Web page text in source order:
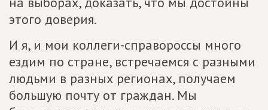
этого доверия.
И я, и мои коллеги-справороссы много
ездим по стране, встречаемся с разными
людьми в разных регионах, получаем
большую почту от граждан. Мы